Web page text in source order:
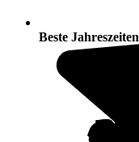
Beste Jahreszeiten